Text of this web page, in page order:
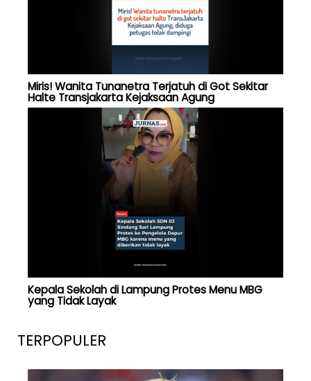
Miris! Wanita Tunanetra Terjatuh di Got Sekitar
Halte Transjakarta Kejaksaan Agung
Kepala Sekolah di Lampung Protes Menu MBG
yang Tidak Layak
TERPOPULER